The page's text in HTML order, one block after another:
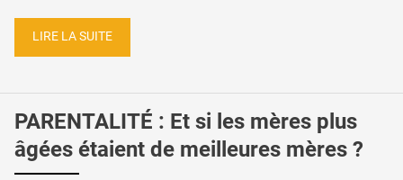
LIRE LA SUITE
PARENTALITÉ : Et si les mères plus
âgées étaient de meilleures mères ?